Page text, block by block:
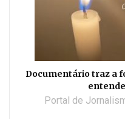
Documentário traz a
Portal de